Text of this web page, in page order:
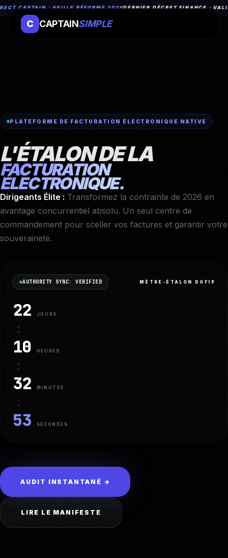
CAPTAIN : VEILLE RÉFORME 2026DERNIER DÉCRET FINANCE :
C CAPTAINSIMPLE
PLATEFORME DE FACTURATION ÉLECTRONIQUE NATIVE
L'ÉTALON DE LA
FACTURATION
ÉLECTRONIQUE.
Dirigeants Élite : Transformez la contrainte de 2026 en
avantage concurrentiel absolu. Un seul centre de
commandement pour sceller vos factures et garantir votre
souveraineté.
AUTHORITY SYNC: VERIFIED MÈTRE-ÉTALON DGFIP
22 JOURS
:
10 HEURES
:
32 MINUTES
:
52 SECONDES
AUDIT INSTANTANÉ →
LIRE LE MANIFESTE